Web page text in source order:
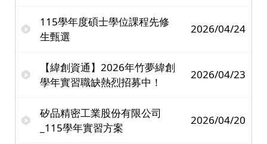
115學年度碩士學位課程先修
生甄選
2026/04/24
【緯創資通】2026年竹夢緯創
學年實習職缺熱烈招募中！
2026/04/23
矽品精密工業股份有限公司
_115學年實習方案
2026/04/20